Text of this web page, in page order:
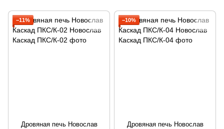
−11%
Дровяная печь Новослав
−10%
Дровяная печь Новослав